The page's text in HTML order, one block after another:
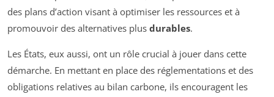
des plans d’action visant à optimiser les ressources et à
promouvoir des alternatives plus durables.
Les États, eux aussi, ont un rôle crucial à jouer dans cette
démarche. En mettant en place des réglementations et des
obligations relatives au bilan carbone, ils encouragent les